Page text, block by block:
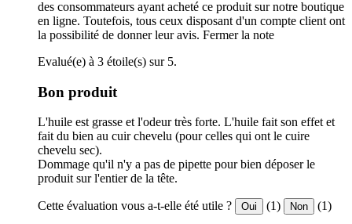
des consommateurs ayant acheté ce produit sur notre boutique
en ligne. Toutefois, tous ceux disposant d'un compte client ont
la possibilité de donner leur avis. Fermer la note
Evalué(e) à 3 étoile(s) sur 5.
Bon produit
L'huile est grasse et l'odeur très forte. L'huile fait son effet et
fait du bien au cuir chevelu (pour celles qui ont le cuire
chevelu sec).
Dommage qu'il n'y a pas de pipette pour bien déposer le
produit sur l'entier de la tête.
Cette évaluation vous a-t-elle été utile ? Oui (1) Non (1)